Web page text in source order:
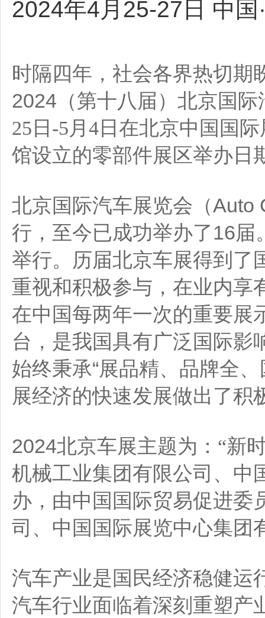
2024年4月25-27日 中国
时隔四年，社会各界热切期
2024（第十八届）北京国
25日-5月4日 在北京中国国
馆设立的零部件展区举办日
北京国际汽车展览会（Auto
行，至今已成功举办了16
举行。历届北京车展得到了
重视和积极参与，在业内享
在中国每两年一次的重要展
台，是我国具有广泛国际影
始终秉承“展品精、品牌全
展经济的快速发展做出了积
2024北京车展主题为： “新
机械工业集团有限公司、中
办，由中国国际贸易促进委
司、中国国际展览中心集团
汽车产业是国民经济稳健运
汽车行业面临着深刻重塑产